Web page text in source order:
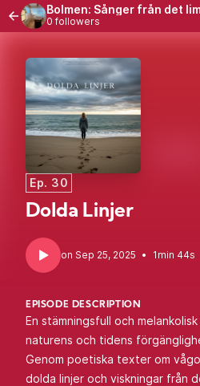
Bolmen: Sånger från det
0 followers
Ep. 30
Dolda Linjer
• 1min 44s
EPISODE DESCRIPTION
En stämningsfull och
naturens och tidens
Genom poetiska texter om
dolda linjer och viskningar från